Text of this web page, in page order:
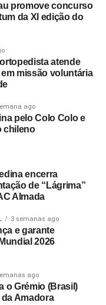
promove concurso
da XI edição do
atende
missão voluntária
ago
pelo Colo Colo e
chileno
encerra
de “Lágrima”
Almada
3 semanas ago
e garante
2026
ago
o Grémio (Brasil)
Amadora